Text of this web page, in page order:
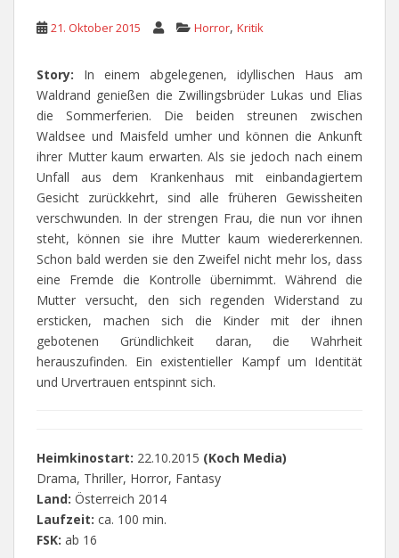
21. Oktober 2015 Horror, Kritik
Story: In einem abgelegenen, idyllischen Haus am
Waldrand genießen die Zwillingsbrüder Lukas und Elias
die Sommerferien. Die beiden streunen zwischen
Waldsee und Maisfeld umher und können die Ankunft
ihrer Mutter kaum erwarten. Als sie jedoch nach einem
Unfall aus dem Krankenhaus mit einbandagiertem
Gesicht zurückkehrt, sind alle früheren Gewissheiten
verschwunden. In der strengen Frau, die nun vor ihnen
steht, können sie ihre Mutter kaum wiedererkennen.
Schon bald werden sie den Zweifel nicht mehr los, dass
eine Fremde die Kontrolle übernimmt. Während die
Mutter versucht, den sich regenden Widerstand zu
ersticken, machen sich die Kinder mit der ihnen
gebotenen Gründlichkeit daran, die Wahrheit
herauszufinden. Ein existentieller Kampf um Identität
und Urvertrauen entspinnt sich.
Heimkinostart: 22.10.2015 (Koch Media)
Drama, Thriller, Horror, Fantasy
Land: Österreich 2014
Laufzeit: ca. 100 min.
FSK: ab 16